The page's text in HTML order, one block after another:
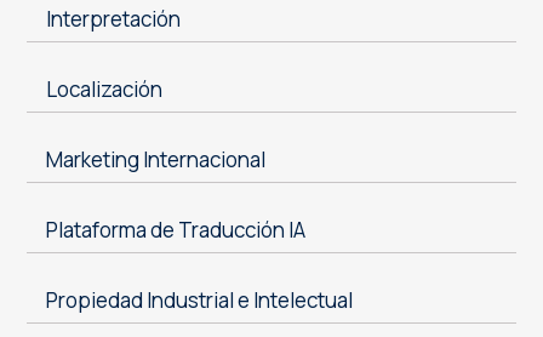
Interpretación
Localización
Marketing Internacional
Plataforma de Traducción IA
Propiedad Industrial e Intelectual